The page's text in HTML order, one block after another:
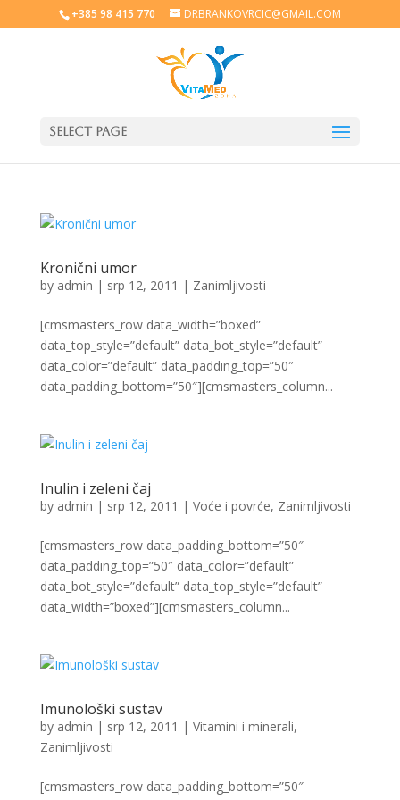
+385 98 415 770 DRBRANKOVRCIC@GMAIL.COM
Select Page
Kronični umor
by admin | srp 12, 2011 | Zanimljivosti
[cmsmasters_row data_width=”boxed”
data_top_style=”default” data_bot_style=”default”
data_color=”default” data_padding_top=”50″
data_padding_bottom=”50″][cmsmasters_column...
Inulin i zeleni čaj
by admin | srp 12, 2011 | Voće i povrće, Zanimljivosti
[cmsmasters_row data_padding_bottom=”50″
data_padding_top=”50″ data_color=”default”
data_bot_style=”default” data_top_style=”default”
data_width=”boxed”][cmsmasters_column...
Imunološki sustav
by admin | srp 12, 2011 | Vitamini i minerali,
Zanimljivosti
[cmsmasters_row data_padding_bottom=”50″